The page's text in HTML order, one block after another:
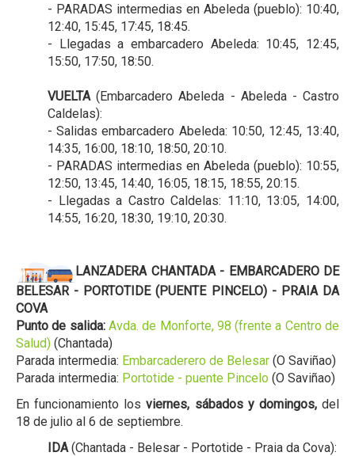
- PARADAS intermedias en Abeleda (pueblo): 10:40,
12:40, 15:45, 17:45, 18:45.
- Llegadas a embarcadero Abeleda: 10:45, 12:45,
15:50, 17:50, 18:50.
VUELTA(Embarcadero Abeleda - Abeleda - Castro
Caldelas):
- Salidas embarcadero Abeleda: 10:50, 12:45, 13:40,
14:35, 16:00, 18:10, 18:50, 20:10.
- PARADAS intermedias en Abeleda (pueblo): 10:55,
12:50, 13:45, 14:40, 16:05, 18:15, 18:55, 20:15.
- Llegadas a Castro Caldelas: 11:10, 13:05, 14:00,
14:55, 16:20, 18:30, 19:10, 20:30.
LANZADERA CHANTADA - EMBARCADERO DE
BELESAR - PORTOTIDE (PUENTE PINCELO) - PRAIA DA
COVA
Punto de salida: Avda. de Monforte, 98 (frente a Centro de
Salud) (Chantada)
Parada intermedia: Embarcaderero de Belesar (O Saviñao)
Parada intermedia: Portotide - puente Pincelo (O Saviñao)
En funcionamiento losviernes, sábados y domingos,del
18 de julio al 6 de septiembre.
IDA (Chantada - Belesar - Portotide - Praia da Cova):